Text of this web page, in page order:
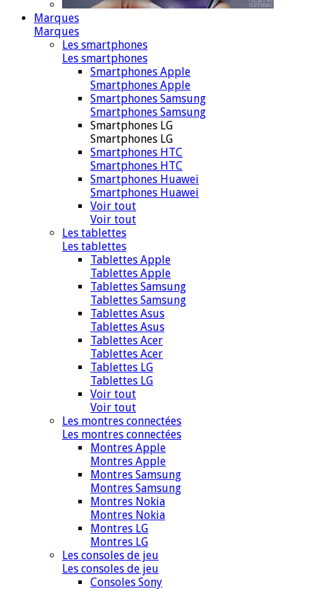
Marques
Marques
Les smartphones
Les smartphones
Smartphones Apple
Smartphones Apple
Smartphones Samsung
Smartphones Samsung
Smartphones LG
Smartphones LG
Smartphones HTC
Smartphones HTC
Smartphones Huawei
Smartphones Huawei
Voir tout
Voir tout
Les tablettes
Les tablettes
Tablettes Apple
Tablettes Apple
Tablettes Samsung
Tablettes Samsung
Tablettes Asus
Tablettes Asus
Tablettes Acer
Tablettes Acer
Tablettes LG
Tablettes LG
Voir tout
Voir tout
Les montres connectées
Les montres connectées
Montres Apple
Montres Apple
Montres Samsung
Montres Samsung
Montres Nokia
Montres Nokia
Montres LG
Montres LG
Les consoles de jeu
Les consoles de jeu
Consoles Sony